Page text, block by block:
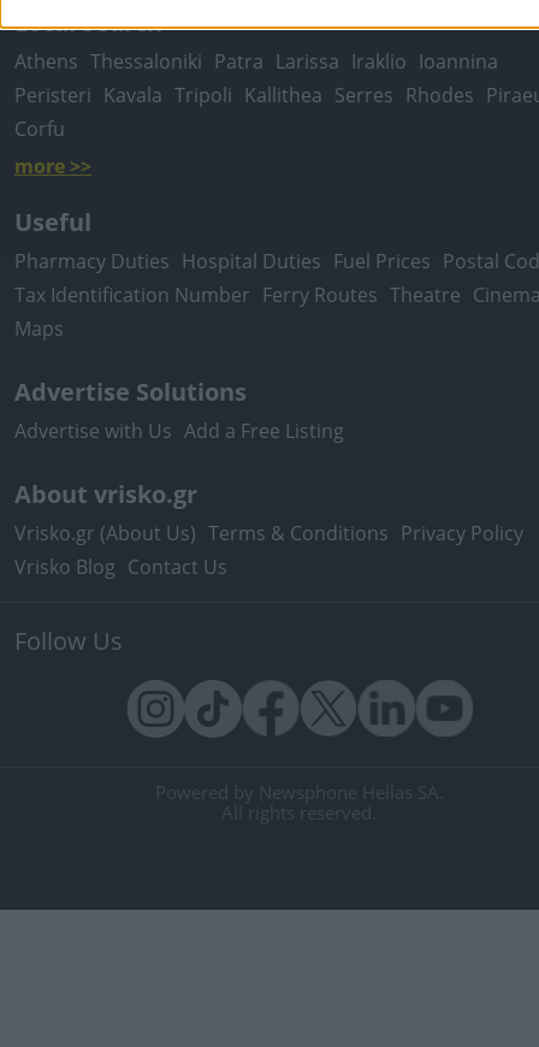
Local Search
Athens Thessaloniki Patra Larissa Iraklio Ioannina
Peristeri Kavala Tripoli Kallithea Serres Rhodes
Corfu
more >>
Useful
Pharmacy Duties Hospital Duties Fuel Prices Postal
Tax Identification Number Ferry Routes Theatre
Maps
Advertise Solutions
Advertise with Us Add a Free Listing
About vrisko.gr
Vrisko.gr (About Us) Terms & Conditions Privacy Policy
Vrisko Blog Contact Us
Follow Us
Powered by Newsphone Hellas SA.
All rights reserved.